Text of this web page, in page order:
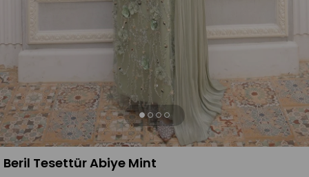
Beril Tesettür Abiye Mint